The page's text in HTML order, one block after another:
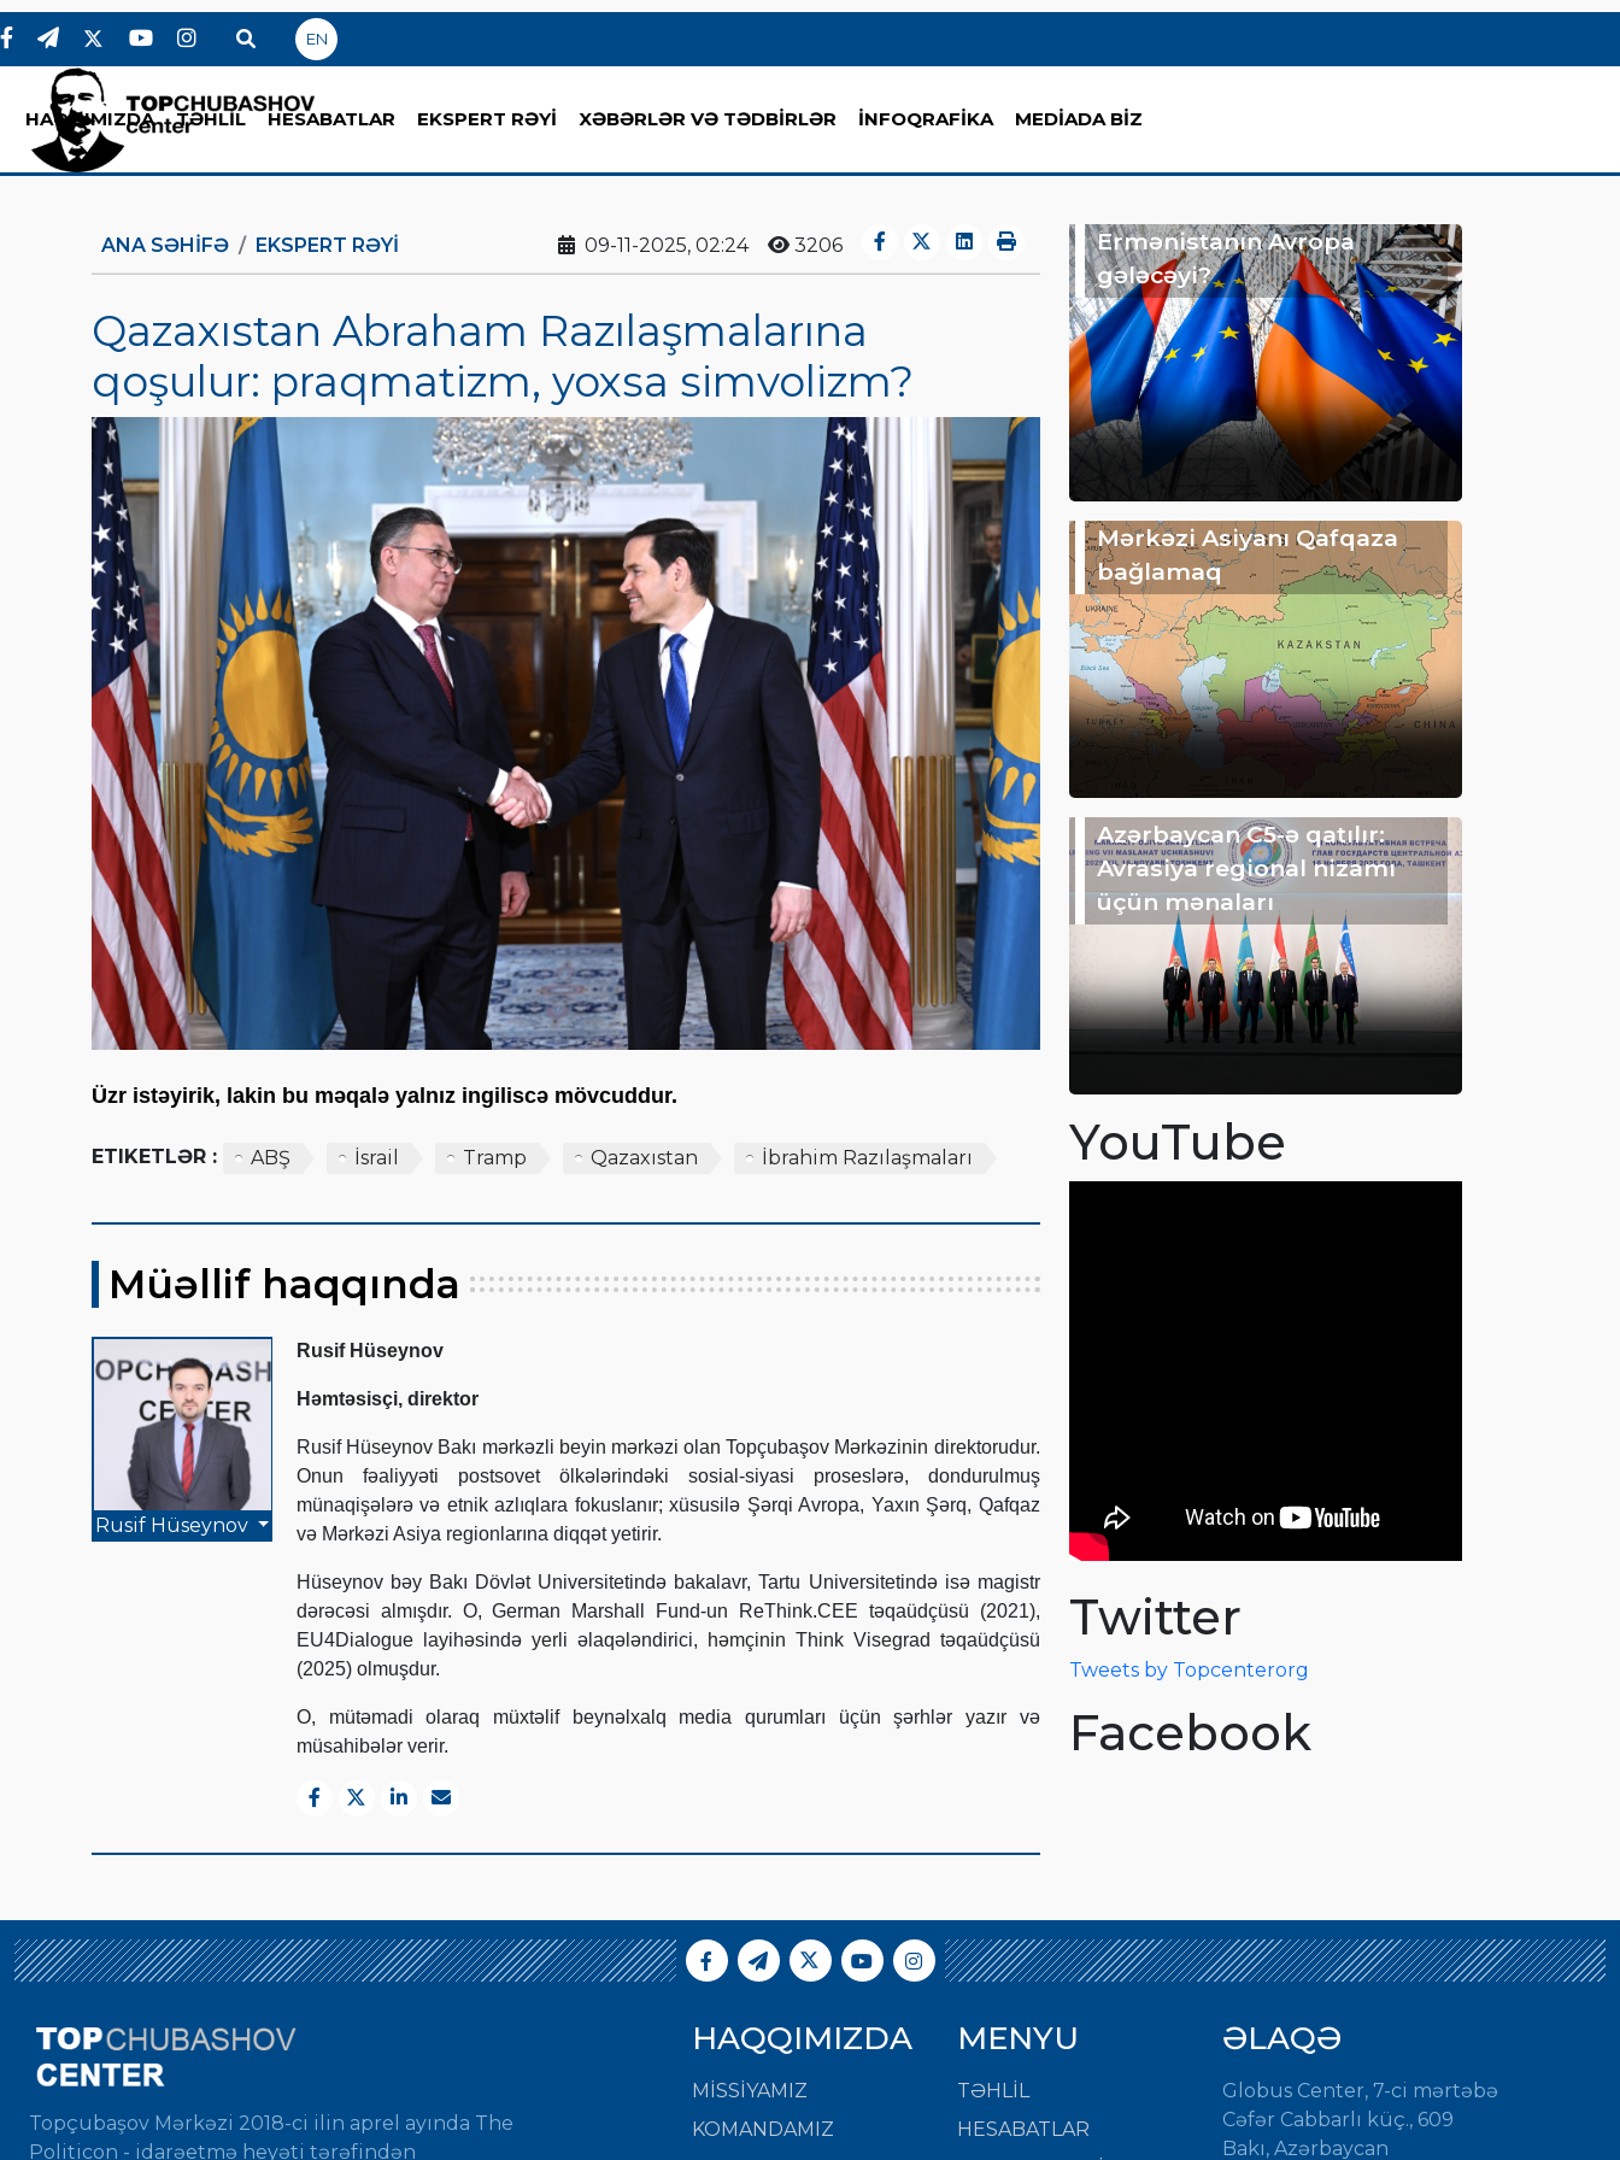
EN
HAQQIMIZDA TƏHLİL HESABATLAR EKSPERT RƏYİ XƏBƏRLƏR VƏ TƏDBİRLƏR İNFOQRAFİKA MEDİADA BİZ
ANA SƏHIFƏ EKSPERT RƏYI 09-11-2025, 02:24 3206
Qazaxıstan Abraham Razılaşmalarına
qoşulur: praqmatizm, yoxsa simvolizm?
Üzr istəyirik, lakin bu məqalə yalnız ingiliscə mövcuddur.
ETIKETLƏR : ABŞ İsrail Tramp Qazaxıstan İbrahim Razılaşmaları
Müəllif haqqında
Rusif Hüseynov
Rusif Hüseynov
Həmtəsisçi, direktor
Rusif Hüseynov Bakı mərkəzli beyin mərkəzi olan Topçubaşov Mərkəzinin direktorudur.
Onun fəaliyyəti postsovet ölkələrindəki sosial-siyasi proseslərə, dondurulmuş
münaqişələrə və etnik azlıqlara fokuslanır; xüsusilə Şərqi Avropa, Yaxın Şərq, Qafqaz
və Mərkəzi Asiya regionlarına diqqət yetirir.
Hüseynov bəy Bakı Dövlət Universitetində bakalavr, Tartu Universitetində isə magistr
dərəcəsi almışdır. O, German Marshall Fund-un ReThink.CEE təqaüdçüsü (2021),
EU4Dialogue layihəsində yerli əlaqələndirici, həmçinin Think Visegrad təqaüdçüsü
(2025) olmuşdur.
O, mütəmadi olaraq müxtəlif beynəlxalq media qurumları üçün şərhlər yazır və
müsahibələr verir.
Ermənistanın Avropa
gələcəyi?
Mərkəzi Asiyanı Qafqaza
bağlamaq
Azərbaycan C5-ə qatılır:
Avrasiya regional nizamı
üçün mənaları
YouTube
Twitter
Tweets by Topcenterorg
Facebook
Topçubaşov Mərkəzi 2018-ci ilin aprel ayında The
Politicon - idarəetmə heyəti tərəfindən
HAQQIMIZDA
MISSIYAMIZ
KOMANDAMIZ
MENYU
TƏHLİL
HESABATLAR
ƏLAQƏ
Globus Center, 7-ci mərtəbə
Cəfər Cabbarlı küç., 609
Bakı, Azərbaycan